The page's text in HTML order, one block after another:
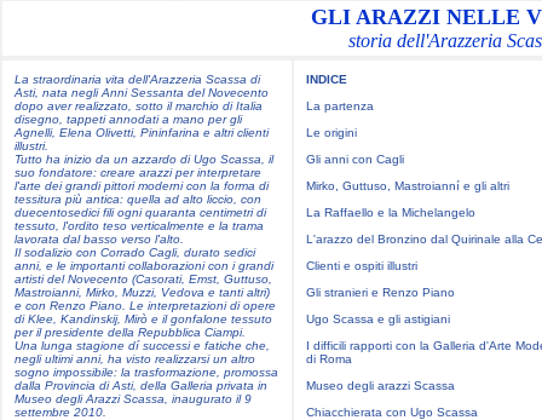
GLI ARAZZI NELLE
storia dell'Arazzeria
La straordinaria vita dell'Arazzeria Scassa di
Asti, nata negli Anni Sessanta del Novecento
dopo aver realizzato, sotto il marchio di Italia
disegno, tappeti annodati a mano per gli
Agnelli, Elena Olivetti, Pininfarina e altri clienti
illustri.
Tutto ha inizio da un azzardo di Ugo Scassa, il
suo fondatore: creare arazzi per interpretare
l'arte dei grandi pittori moderni con la forma di
tessitura più antica: quella ad alto liccio, con
duecentosedici fili ogni quaranta centimetri di
tessuto, l'ordito teso verticalmente e la trama
lavorata dal basso verso l'alto.
Il sodalizio con Corrado Cagli, durato sedici
anni, e le importanti collaborazioni con i grandi
artisti del Novecento (Casorati, Emst, Guttuso,
Mastroianni, Mirko, Muzzi, Vedova e tanti altri)
e con Renzo Piano. Le interpretazioni di opere
di Klee, Kandinskij, Mirò e il gonfalone tessuto
per il presidente della Repubblica Ciampi.
Una lunga stagione dí successi e fatiche che,
negli ultimi anni, ha visto realizzarsi un altro
sogno impossibile: la trasformazione, promossa
dalla Provincia di Asti, della Galleria privata in
Museo degli Arazzi Scassa, inaugurato il 9
settembre 2010.
INDICE
La partenza
Le origini
Gli anni con Cagli
Mirko, Guttuso, Mastroianní e gli altri
La Raffaello e la Michelangelo
L'arazzo del Bronzino dal Quirinale alla
Clienti e ospiti illustri
Gli stranieri e Renzo Piano
Ugo Scassa e gli astigiani
I difficili rapporti con la Galleria d'Arte
di Roma
Museo degli arazzi Scassa
Chiacchierata con Ugo Scassa